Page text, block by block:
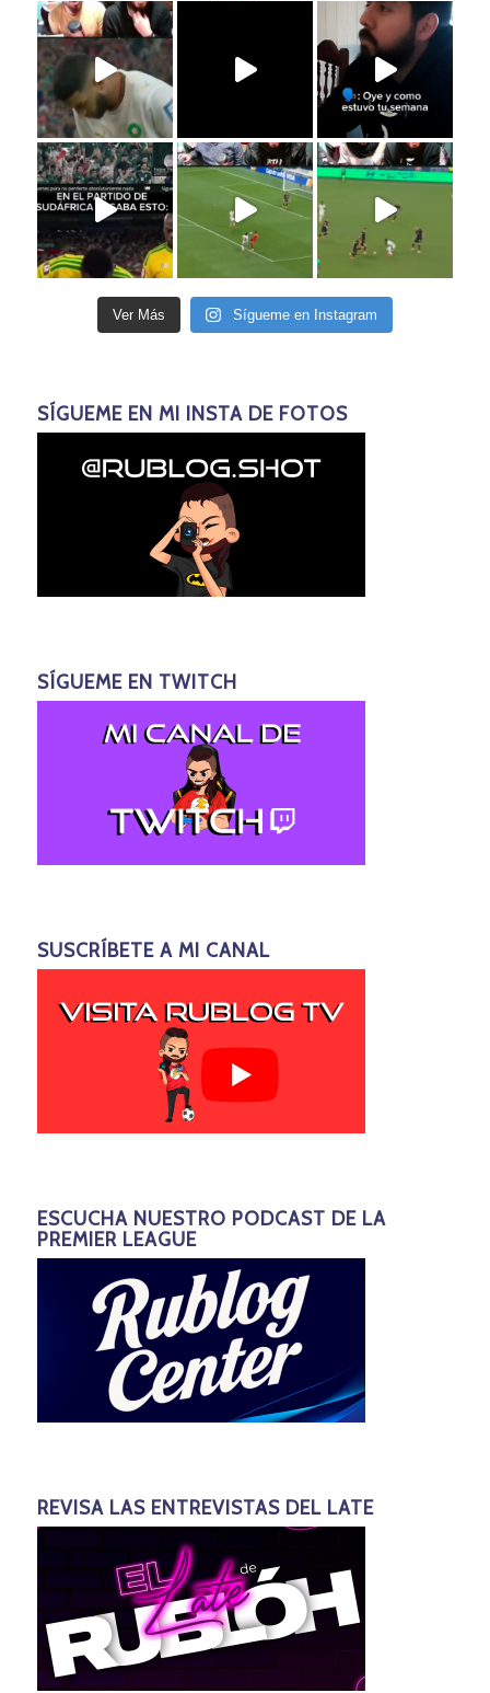
Ver Más Sígueme en Instagram
SÍGUEME EN MI INSTA DE FOTOS
SÍGUEME EN TWITCH
SUSCRÍBETE A MI CANAL
ESCUCHA NUESTRO PODCAST DE LA
PREMIER LEAGUE
REVISA LAS ENTREVISTAS DEL LATE